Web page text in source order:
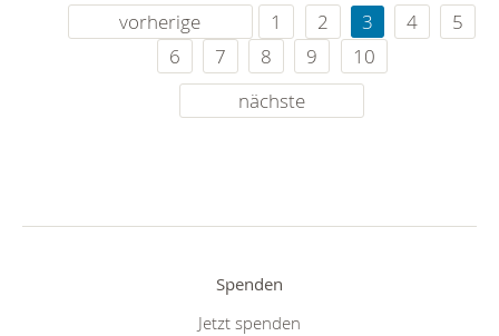
vorherige 1 2 3 4
5
6
7 8 9
10
nächste
Spenden
Jetzt spenden